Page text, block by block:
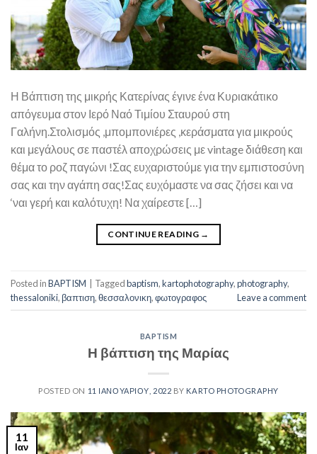
Η Βάπτιση της μικρής Κατερίνας έγινε ένα Κυριακάτικο
απόγευμα στον Ιερό Ναό Τιμίου Σταυρού στη
Γαλήνη.Στολισμός ,μπομπονιέρες ,κεράσματα για μικρούς
και μεγάλους σε παστέλ αποχρώσεις με vintage διάθεση και
θέμα το ροζ παγώνι !Σας ευχαριστούμε για την εμπιστοσύνη
σας και την αγάπη σας!Σας ευχόμαστε να σας ζήσει και να
‘ναι γερή και καλότυχη! Να χαίρεστε […]
CONTINUE READING →
Posted inBAPTISM Taggedbaptism,kartophotography,photography,
thessaloniki, βαπτιση,θεσσαλονικη,φωτογραφος Leave a comment
BAPTISM
Η βάπτιση της Μαρίας
POSTED ON 11 ΙΑΝΟΥΑΡΊΟΥ, 2022 BY KARTO PHOTOGRAPHY
11
Ιαν